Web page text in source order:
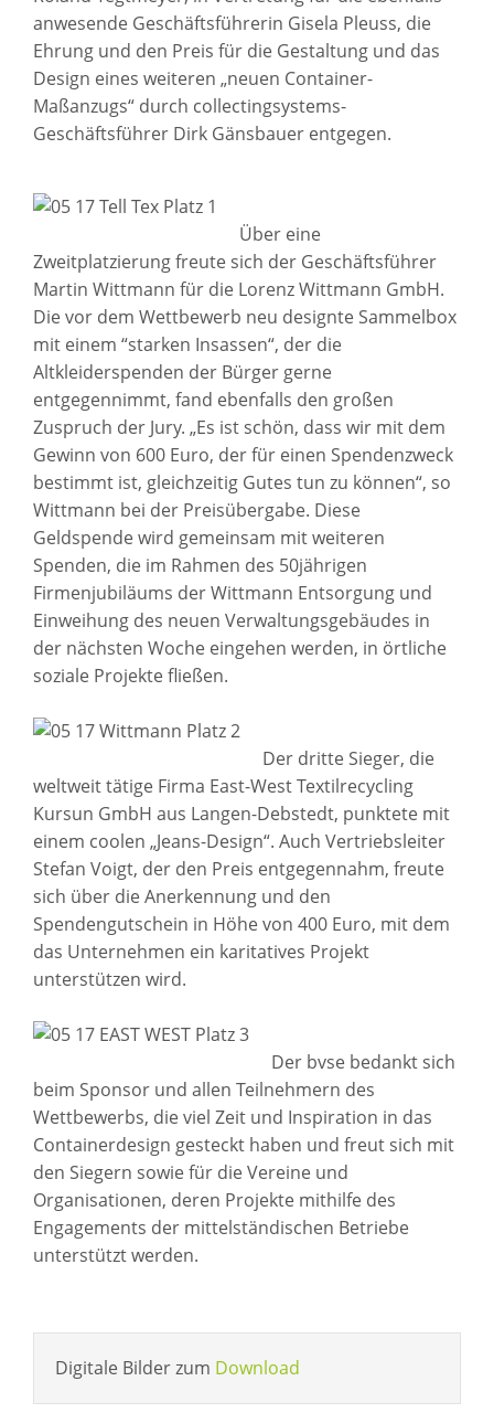
anwesende Geschäftsführerin Gisela Pleuss, die
Ehrung und den Preis für die Gestaltung und das
Design eines weiteren „neuen Container-
Maßanzugs“ durch collectingsystems-
Geschäftsführer Dirk Gänsbauer entgegen.
Über eine
Zweitplatzierung freute sich der Geschäftsführer
Martin Wittmann für die Lorenz Wittmann GmbH.
Die vor dem Wettbewerb neu designte Sammelbox
mit einem “starken Insassen“, der die
Altkleiderspenden der Bürger gerne
entgegennimmt, fand ebenfalls den großen
Zuspruch der Jury. „Es ist schön, dass wir mit dem
Gewinn von 600 Euro, der für einen Spendenzweck
bestimmt ist, gleichzeitig Gutes tun zu können“, so
Wittmann bei der Preisübergabe. Diese
Geldspende wird gemeinsam mit weiteren
Spenden, die im Rahmen des 50jährigen
Firmenjubiläums der Wittmann Entsorgung und
Einweihung des neuen Verwaltungsgebäudes in
der nächsten Woche eingehen werden, in örtliche
soziale Projekte fließen.
Der dritte Sieger, die
weltweit tätige Firma East-West Textilrecycling
Kursun GmbH aus Langen-Debstedt, punktete mit
einem coolen „Jeans-Design“. Auch Vertriebsleiter
Stefan Voigt, der den Preis entgegennahm, freute
sich über die Anerkennung und den
Spendengutschein in Höhe von 400 Euro, mit dem
das Unternehmen ein karitatives Projekt
unterstützen wird.
Der bvse bedankt sich
beim Sponsor und allen Teilnehmern des
Wettbewerbs, die viel Zeit und Inspiration in das
Containerdesign gesteckt haben und freut sich mit
den Siegern sowie für die Vereine und
Organisationen, deren Projekte mithilfe des
Engagements der mittelständischen Betriebe
unterstützt werden.
Digitale Bilder zum Download